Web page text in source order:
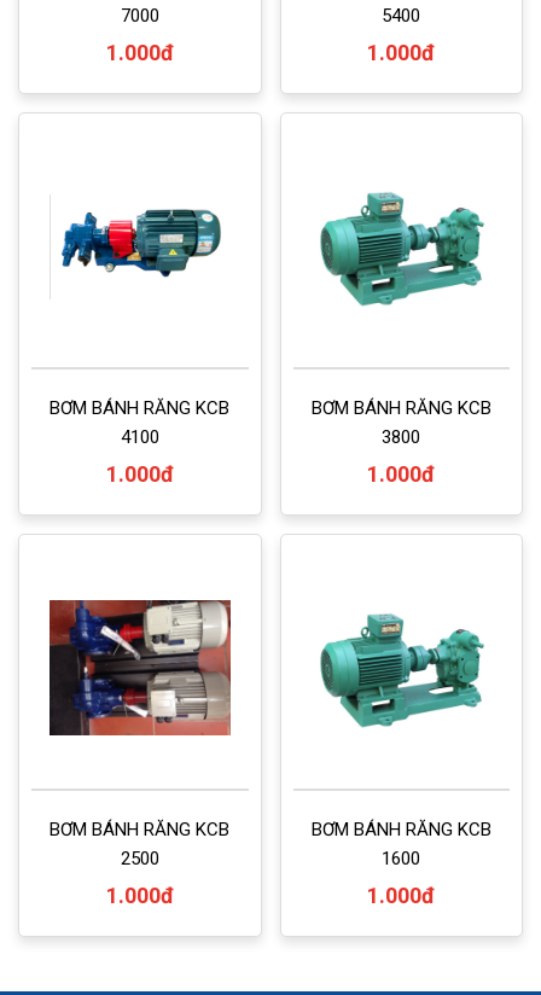
7000
1.000đ
5400
1.000đ
BƠM BÁNH RĂNG KCB
4100
1.000đ
BƠM BÁNH RĂNG KCB
3800
1.000đ
BƠM BÁNH RĂNG KCB
2500
1.000đ
BƠM BÁNH RĂNG KCB
1600
1.000đ